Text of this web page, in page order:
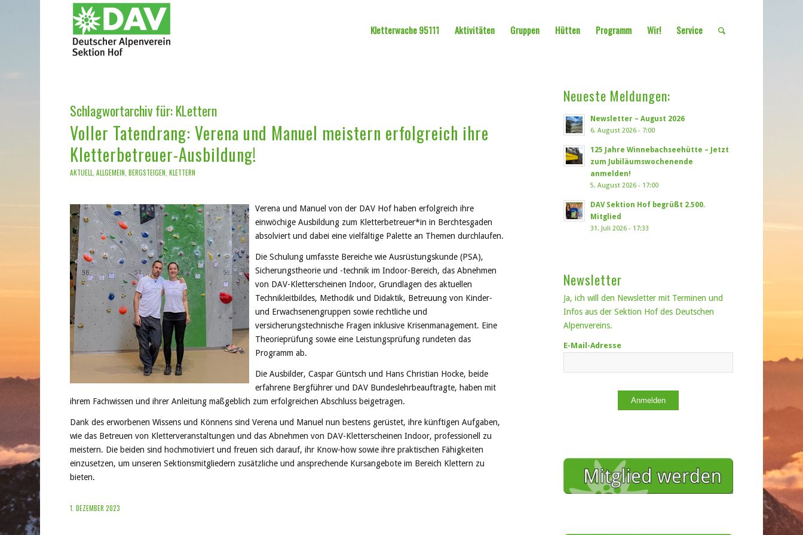
Kletterwache 95111 Aktivitäten Gruppen Hütten Programm Wir! Service
Schlagwortarchiv für:KLettern
Voller Tatendrang: Verena und Manuel meistern erfolgreich ihre
Kletterbetreuer-Ausbildung!
AKTUELL ,ALLGEMEIN ,BERGSTEIGEN ,KLETTERN
Verena und Manuel von der DAV Hof haben erfolgreich ihre
einwöchige Ausbildung zum Kletterbetreuer*in in Berchtesgaden
absolviert und dabei eine vielfältige Palette an Themen durchlaufen.
Die Schulung umfasste Bereiche wie Ausrüstungskunde (PSA),
Sicherungstheorie und -technik im Indoor-Bereich, das Abnehmen
von DAV-Kletterscheinen Indoor, Grundlagen des aktuellen
Technikleitbildes, Methodik und Didaktik, Betreuung von Kinder-
und Erwachsenengruppen sowie rechtliche und
versicherungstechnische Fragen inklusive Krisenmanagement. Eine
Theorieprüfung sowie eine Leistungsprüfung rundeten das
Programm ab.
Die Ausbilder, Caspar Güntsch und Hans Christian Hocke, beide
erfahrene Bergführer und DAV Bundeslehrbeauftragte, haben mit
ihrem Fachwissen und ihrer Anleitung maßgeblich zum erfolgreichen Abschluss beigetragen.
Dank des erworbenen Wissens und Könnens sind Verena und Manuel nun bestens gerüstet, ihre künftigen Aufgaben,
wie das Betreuen von Kletterveranstaltungen und das Abnehmen von DAV-Kletterscheinen Indoor, professionell zu
meistern. Die beiden sind hochmotiviert und freuen sich darauf, ihr Know-how sowie ihre praktischen Fähigkeiten
einzusetzen, um unseren Sektionsmitgliedern zusätzliche und ansprechende Kursangebote im Bereich Klettern zu
bieten.
1. DEZEMBER 2023
Neueste Meldungen:
Newsletter – August 2026
6. August 2026 - 7:00
125 Jahre Winnebachseehütte – Jetzt
zum Jubiläumswochenende
anmelden!
5. August 2026 - 17:00
DAV Sektion Hof begrüßt 2.500.
Mitglied
31. Juli 2026 - 17:33
Newsletter
Ja, ich will den Newsletter mit Terminen und
Infos aus der Sektion Hof des Deutschen
Alpenvereins.
E-Mail-Adresse
Anmelden